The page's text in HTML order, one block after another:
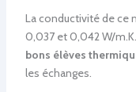
La conductivité de ce
0,037 et 0,042 W/
bons élèves
les échanges.